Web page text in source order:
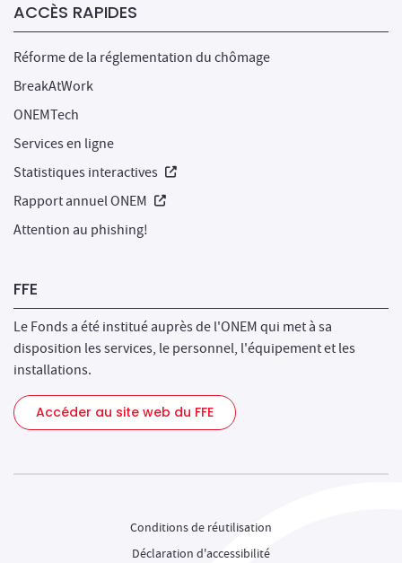
ACCÈS RAPIDES
Réforme de la réglementation du chômage
BreakAtWork
ONEMTech
Services en ligne
Statistiques interactives Nouvelle fenêtre
Rapport annuel ONEM Nouvelle fenêtre
Attention au phishing!
FFE
Le Fonds a été institué auprès de l'ONEM qui met à sa
disposition les services, le personnel, l'équipement et les
installations.
Accéder au site web du FFE
Conditions de réutilisation
Déclaration d'accessibilité